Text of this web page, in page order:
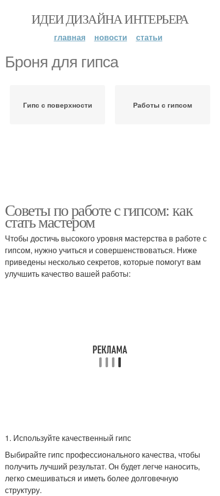
ИДЕИ ДИЗАЙНА ИНТЕРЬЕРА
главная новости статьи
Броня для гипса
Гипс с поверхности Работы с гипсом
Советы по работе с гипсом: как
стать мастером
Чтобы достичь высокого уровня мастерства в работе с
гипсом, нужно учиться и совершенствоваться. Ниже
приведены несколько секретов, которые помогут вам
улучшить качество вашей работы:
1. Используйте качественный гипс
Выбирайте гипс профессионального качества, чтобы
получить лучший результат. Он будет легче наносить,
легко смешиваться и иметь более долговечную
структуру.